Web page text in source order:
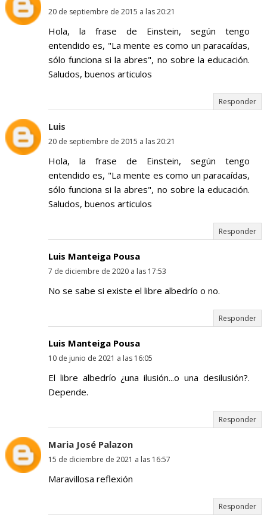
20 de septiembre de 2015 a las 20:21
Hola, la frase de Einstein, según tengo
entendido es, "La mente es como un paracaídas,
sólo funciona si la abres", no sobre la educación.
Saludos, buenos articulos
Responder
Luis
20 de septiembre de 2015 a las 20:21
Hola, la frase de Einstein, según tengo
entendido es, "La mente es como un paracaídas,
sólo funciona si la abres", no sobre la educación.
Saludos, buenos articulos
Responder
Luis Manteiga Pousa
7 de diciembre de 2020 a las 17:53
No se sabe si existe el libre albedrío o no.
Responder
Luis Manteiga Pousa
10 de junio de 2021 a las 16:05
El libre albedrío ¿una ilusión...o una desilusión?.
Depende.
Responder
Maria José Palazon
15 de diciembre de 2021 a las 16:57
Maravillosa reflexión
Responder